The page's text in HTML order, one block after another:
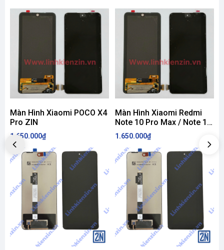
Màn Hình Xiaomi POCO X4
Pro ZIN
1.650.000₫
Màn Hình Xiaomi Redmi
Note 10 Pro Max / Note 11
Pro Max ZIN
1.650.000₫